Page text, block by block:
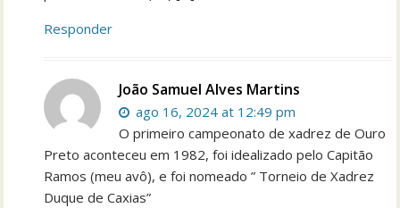
Responder
João Samuel Alves Martins
ago 16, 2024 at 12:49 pm
O primeiro campeonato de xadrez de Ouro
Preto aconteceu em 1982, foi idealizado pelo Capitão
Ramos (meu avô), e foi nomeado ” Torneio de Xadrez
Duque de Caxias”